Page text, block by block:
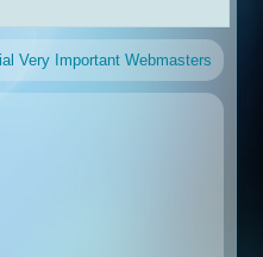
Very Important Webmasters